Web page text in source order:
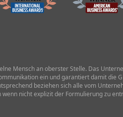
Mensch an oberster Stelle. Das
ein und garantiert damit die
beziehen sich alle vom
nicht explizit der Formulierung zu